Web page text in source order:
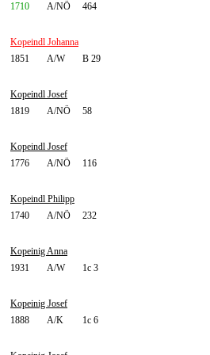
1710
A/NÖ 464
Kopeindl Johanna
1851
A/W B 29
Kopeindl Josef
1819
A/NÖ 58
Kopeindl Josef
1776
A/NÖ 116
Kopeindl Philipp
1740
A/NÖ 232
Kopeinig Anna
1931
A/W 1c 3
Kopeinig Josef
1888
A/K 1c 6